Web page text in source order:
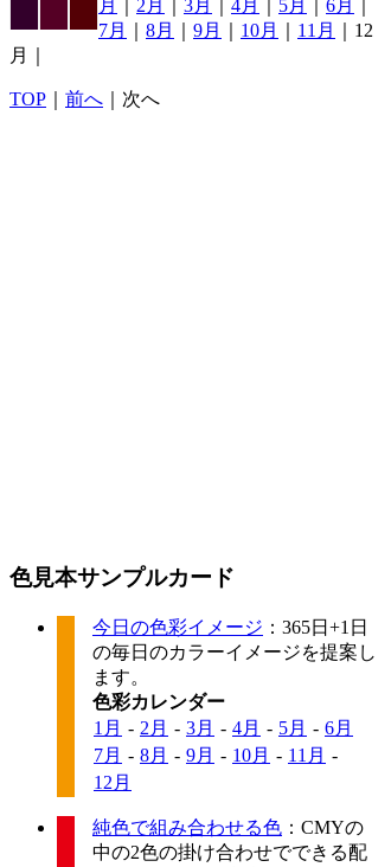
月 2月 3月 4月 5月 6月
7月
8月 9月 10月 11月
｜12
月｜
TOP 前へ ｜次へ
色見本サンプルカード
今日の色彩イメージ ：365日+1日
の毎日のカラーイメージを提案し
ます。
色彩カレンダー
1月 - 2月 - 3月 - 4月 - 5月 - 6月
7月 - 8月 - 9月 - 10月 - 11月 -
12月
純色で組み合わせる色 ：CMYの
中の2色の掛け合わせでできる配